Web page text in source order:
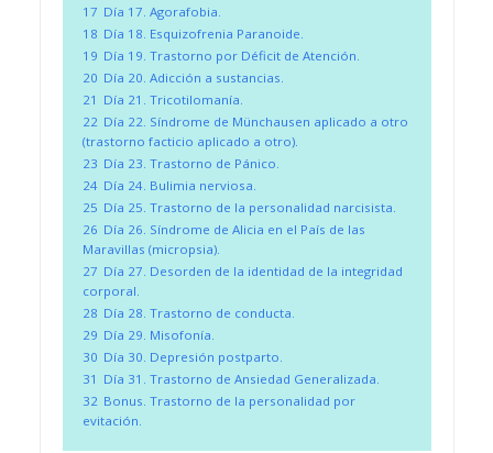
17 Día 17. Agorafobia.
18 Día 18. Esquizofrenia Paranoide.
19 Día 19. Trastorno por Déficit de Atención.
20 Día 20. Adicción a sustancias.
21 Día 21. Tricotilomanía.
22 Día 22. Síndrome de Münchausen aplicado a otro
(trastorno facticio aplicado a otro).
23 Día 23. Trastorno de Pánico.
24 Día 24. Bulimia nerviosa.
25 Día 25. Trastorno de la personalidad narcisista.
26 Día 26. Síndrome de Alicia en el País de las
Maravillas (micropsia).
27 Día 27. Desorden de la identidad de la integridad
corporal.
28 Día 28. Trastorno de conducta.
29 Día 29. Misofonía.
30 Día 30. Depresión postparto.
31 Día 31. Trastorno de Ansiedad Generalizada.
32 Bonus. Trastorno de la personalidad por
evitación.